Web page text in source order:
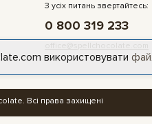
З усіх питань звертайтесь:
0 800 319 233
Всі права захищені
використовувати